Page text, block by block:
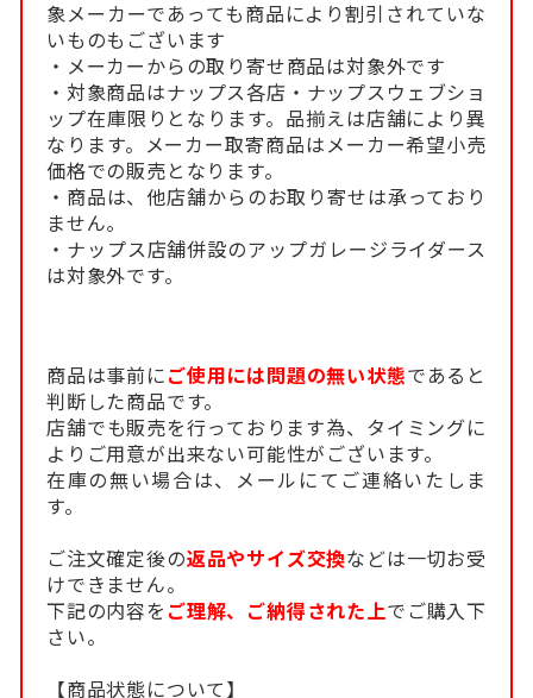
象メーカーであっても商品により割引されていな
いものもございます
・メーカーからの取り寄せ商品は対象外です
・対象商品はナップス各店・ナップスウェブショ
ップ在庫限りとなります。品揃えは店舗により異
なります。メーカー取寄商品はメーカー希望小売
価格での販売となります。
・商品は、他店舗からのお取り寄せは承っており
ません。
・ナップス店舗併設のアップガレージライダース
は対象外です。
商品は事前にご使用には問題の無い状態であると
判断した商品です。
店舗でも販売を行っております為、タイミングに
よりご用意が出来ない可能性がございます。
在庫の無い場合は、メールにてご連絡いたしま
す。
ご注文確定後の返品やサイズ交換などは一切お受
けできません。
下記の内容を ご理解、ご納得された上でご購入下
さい。
【商品状態について】